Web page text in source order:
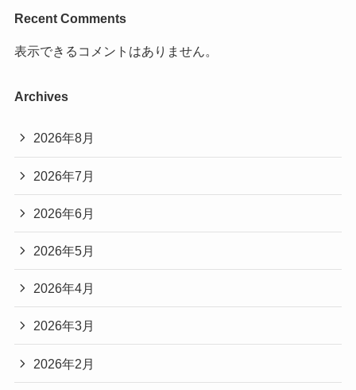
Recent Comments
表示できるコメントはありません。
Archives
2026年8月
2026年7月
2026年6月
2026年5月
2026年4月
2026年3月
2026年2月